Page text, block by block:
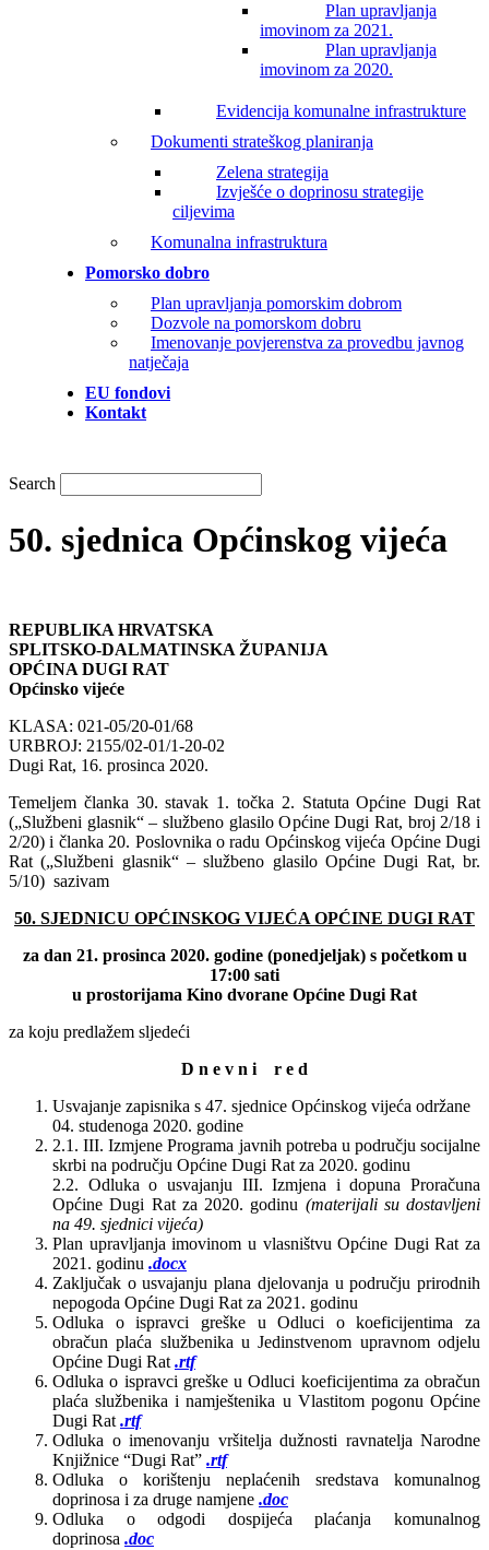
Plan upravljanja
imovinom za 2021.
Plan upravljanja
imovinom za 2020.
Evidencija komunalne infrastrukture
Dokumenti strateškog planiranja
Zelena strategija
Izvješće o doprinosu strategije
ciljevima
Komunalna infrastruktura
Pomorsko dobro
Plan upravljanja pomorskim dobrom
Dozvole na pomorskom dobru
Imenovanje povjerenstva za provedbu javnog
natječaja
EU fondovi
Kontakt
Search
50. sjednica Općinskog vijeća
REPUBLIKA HRVATSKA
SPLITSKO-DALMATINSKA ŽUPANIJA
OPĆINA DUGI RAT
Općinsko vijeće
KLASA: 021-05/20-01/68
URBROJ: 2155/02-01/1-20-02
Dugi Rat, 16. prosinca 2020.
Temeljem članka 30. stavak 1. točka 2. Statuta Općine Dugi Rat
(„Službeni glasnik“ – službeno glasilo Općine Dugi Rat, broj 2/18 i
2/20) i članka 20. Poslovnika o radu Općinskog vijeća Općine Dugi
Rat („Službeni glasnik“ – službeno glasilo Općine Dugi Rat, br.
5/10) sazivam
50. SJEDNICU OPĆINSKOG VIJEĆA OPĆINE DUGI RAT
za dan 21. prosinca 2020. godine (ponedjeljak) s početkom u
17:00 sati
u prostorijama Kino dvorane Općine Dugi Rat
za koju predlažem sljedeći
D n e v n i r e d
Usvajanje zapisnika s 47. sjednice Općinskog vijeća održane
04. studenoga 2020. godine
2.1. III. Izmjene Programa javnih potreba u području socijalne
skrbi na području Općine Dugi Rat za 2020. godinu
2.2. Odluka o usvajanju III. Izmjena i dopuna Proračuna
Općine Dugi Rat za 2020. godinu (materijali su dostavljeni
na 49. sjednici vijeća)
Plan upravljanja imovinom u vlasništvu Općine Dugi Rat za
2021. godinu .docx
Zaključak o usvajanju plana djelovanja u području prirodnih
nepogoda Općine Dugi Rat za 2021. godinu
Odluka o ispravci greške u Odluci o koeficijentima za
obračun plaća službenika u Jedinstvenom upravnom odjelu
Općine Dugi Rat .rtf
Odluka o ispravci greške u Odluci koeficijentima za obračun
plaća službenika i namještenika u Vlastitom pogonu Općine
Dugi Rat .rtf
Odluka o imenovanju vršitelja dužnosti ravnatelja Narodne
Knjižnice “Dugi Rat” .rtf
Odluka o korištenju neplaćenih sredstava komunalnog
doprinosa i za druge namjene .doc
Odluka o odgodi dospijeća plaćanja komunalnog
doprinosa .doc